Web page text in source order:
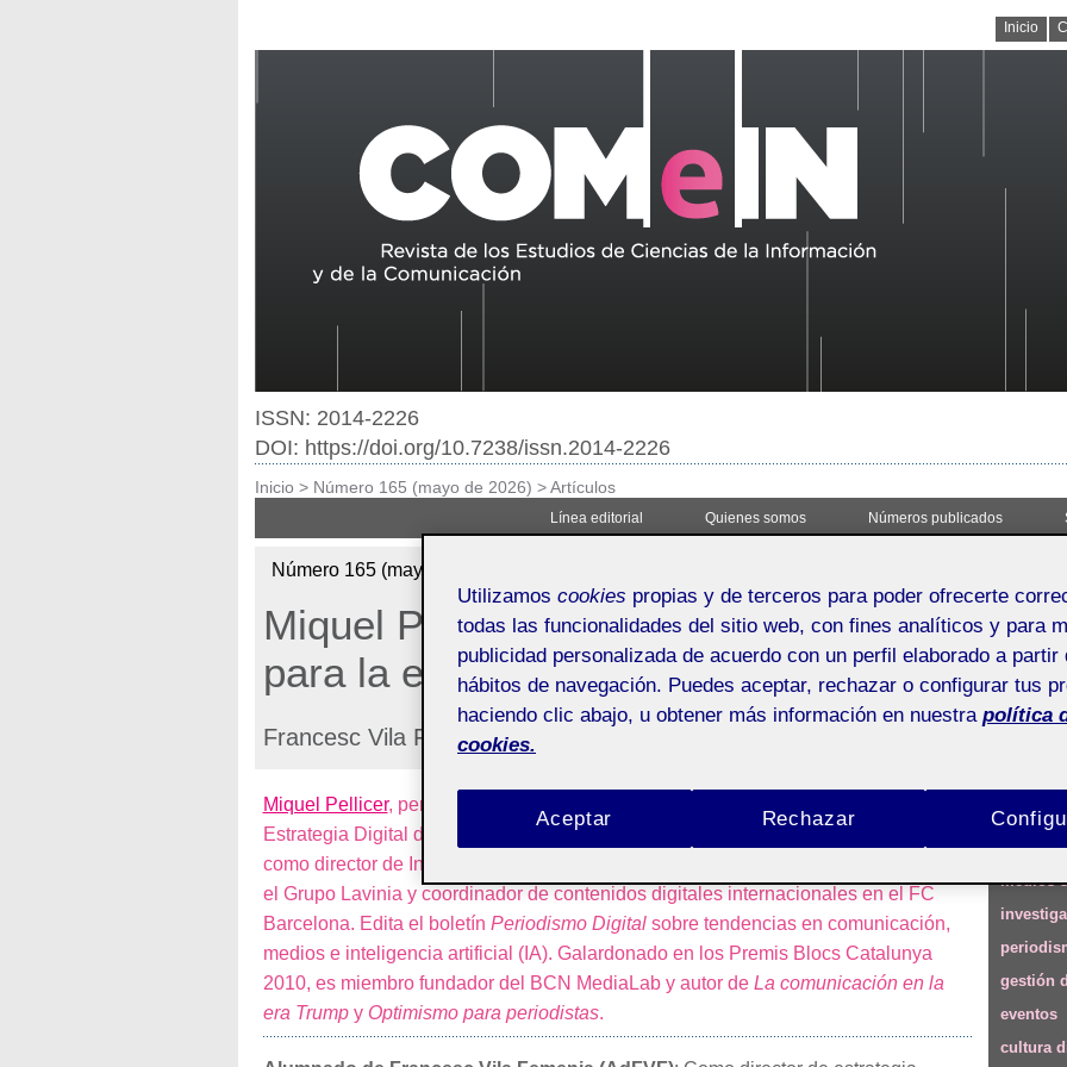
Inicio
ISSN: 2014-2226
DOI: https://doi.org/10.7238/issn.2014-2226
Inicio > Número 165 (mayo de 2026) >Artículos
Línea editorial Quienes somos Números publicados
Número 165 (mayo de 2026)
Miquel Pellicer: «Potenciar la comunidad
para la estrategia de comunicación» (I)
Francesc Vila Femenia
Miquel Pellicer, periodista y antropólogo, formado en medios locales, es director de
Estrategia Digital de la Área de Comunicación de la UOC. Ha ocupado cargos
como director de Innovación en Interprofit, director de Estrategia y Comunicación en
el Grupo Lavinia y coordinador de contenidos digitales internacionales en el FC
Barcelona. Edita el boletín Periodismo Digital sobre tendencias en comunicación,
medios e inteligencia artificial (IA). Galardonado en los Premis Blocs Catalunya
2010, es miembro fundador del BCN MediaLab y autor de La comunicación en la
era Trump yOptimismo para periodistas.
Temas
medios
gestión
eventos
cultura
Utilizamos cookies propias y de terceros para poder ofrecerte
todas las funcionalidades del sitio web, con fines analíticos y para
publicidad personalizada de acuerdo con un perfil elaborado a partir
hábitos de navegación. Puedes aceptar, rechazar o configurar tus
haciendo clic abajo, u obtener más información en nuestra política
cookies.
Rechazar
Aceptar